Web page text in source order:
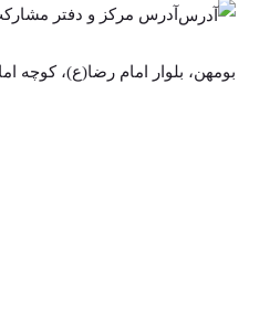
آدرس مرکز و دفتر
بومهن، بلوار امام رضا(ع)، کوچه